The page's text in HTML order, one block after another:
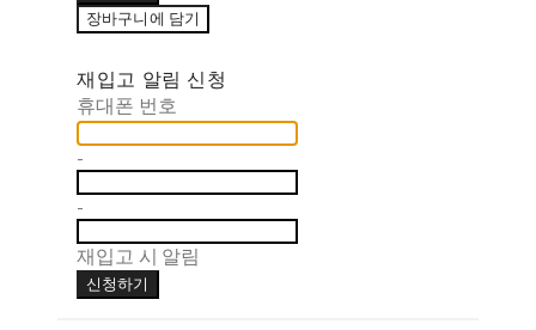
장바구니에 담기
재입고 알림 신청
휴대폰 번호
-
-
재입고 시 알림
신청하기